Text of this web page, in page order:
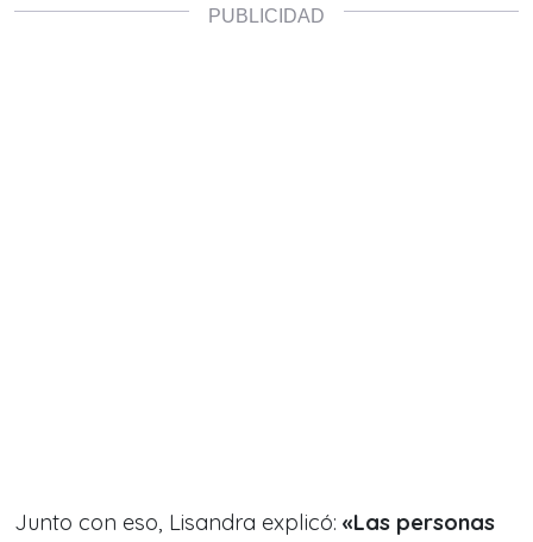
Junto con eso, Lisandra explicó: «Las personas